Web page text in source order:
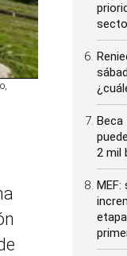
Beca
2 mil
MEF: